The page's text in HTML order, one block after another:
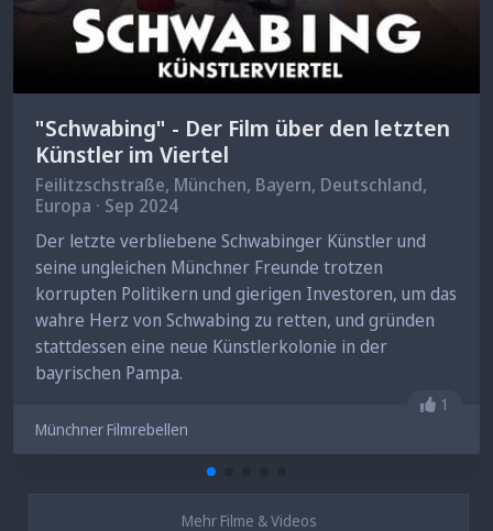
"Schwabing" - Der Film über den letzten
Künstler im Viertel
Feilitzschstraße, München, Bayern, Deutschland,
Europa · Sep 2024
Der letzte verbliebene Schwabinger Künstler und
seine ungleichen Münchner Freunde trotzen
korrupten Politikern und gierigen Investoren, um das
wahre Herz von Schwabing zu retten, und gründen
stattdessen eine neue Künstlerkolonie in der
bayrischen Pampa.
Gefällt
1
Münchner Filmrebellen
Mehr Filme & Videos